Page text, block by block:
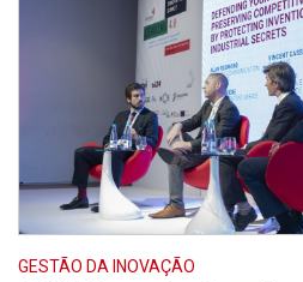
GESTÃO DA INOVAÇÃO